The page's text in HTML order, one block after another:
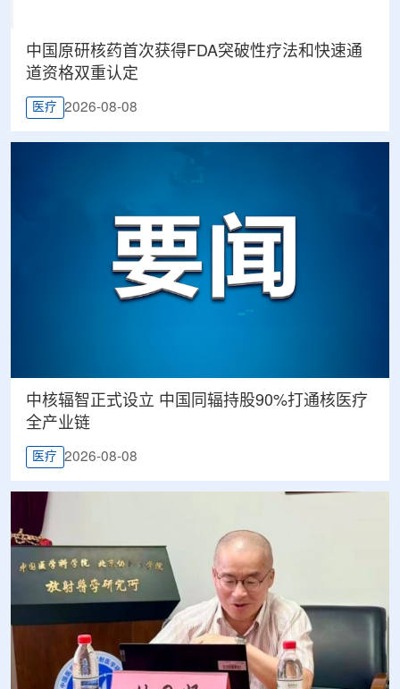
中国原研核药首次获得FDA突破性疗法和快速通
道资格双重认定
医疗 2026-08-08
中核辐智正式设立 中国同辐持股90%打通核医疗
全产业链
医疗 2026-08-08